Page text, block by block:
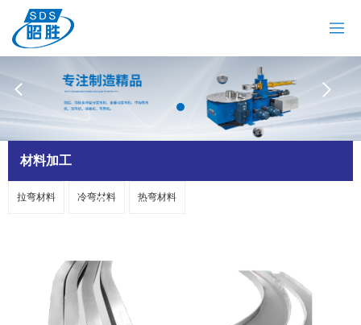
网站首页
关于我们
拉弯机
油冷机
热弯机
联系我们
材料加工
拉弯材料 冷弯材料 热弯材料